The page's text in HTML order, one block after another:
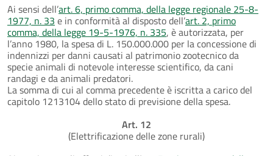
Ai sensi dell’art. 6, primo comma, della legge regionale 25-8-
1977, n. 33 e in conformità al disposto dell’art. 2, primo
comma, della legge 19-5-1976, n. 335, è autorizzata, per
l’anno 1980, la spesa di L. 150.000.000 per la concessione di
indennizzi per danni causati al patrimonio zootecnico da
specie animali di notevole interesse scientifico, da cani
randagi e da animali predatori.
La somma di cui al comma precedente è iscritta a carico del
capitolo 1213104 dello stato di previsione della spesa.
Art. 12
(Elettrificazione delle zone rurali)